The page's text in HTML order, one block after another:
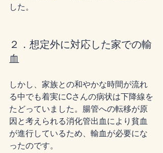
した。
２．想定外に対応した家での輸
血
しかし、家族との和やかな時間が流れ
る中でも着実にCさんの病状は下降線を
たどっていました。腸管への転移が原
因と考えられる消化管出血により貧血
が進行しているため、輸血が必要にな
ったのです。